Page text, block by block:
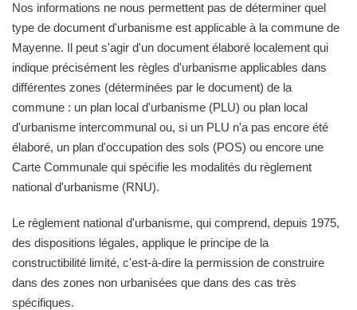
Nos informations ne nous permettent pas de déterminer quel
type de document d'urbanisme est applicable à la commune de
Mayenne. Il peut s'agir d'un document élaboré localement qui
indique précisément les règles d'urbanisme applicables dans
différentes zones (déterminées par le document) de la
commune : un plan local d'urbanisme (PLU) ou plan local
d'urbanisme intercommunal ou, si un PLU n'a pas encore été
élaboré, un plan d'occupation des sols (POS) ou encore une
Carte Communale qui spécifie les modalités du règlement
national d'urbanisme (RNU).
Le règlement national d'urbanisme, qui comprend, depuis 1975,
des dispositions légales, applique le principe de la
constructibilité limité, c'est-à-dire la permission de construire
dans des zones non urbanisées que dans des cas très
spécifiques.